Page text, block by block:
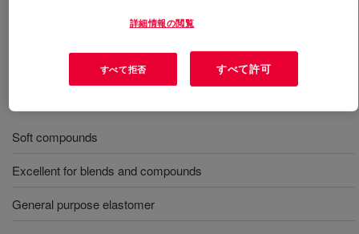
providing solutions a range of soft applications, from
grips to toys and beyond.
Soft compounds
Excellent for blends and compounds
General purpose elastomer
詳細情報の閲覧
すべて拒否 すべて許可